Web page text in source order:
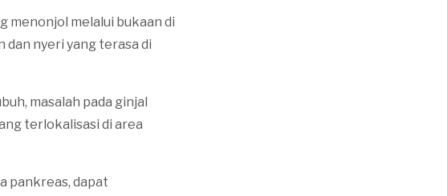
menonjol melalui bukaan di
dan nyeri yang terasa di
masalah pada ginjal
terlokalisasi di area
pankreas, dapat